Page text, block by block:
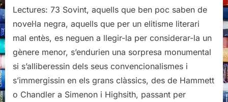
tant
per
Rafael
Vallbona
Lectures: 73 Sovint, aquells que ben poc saben de
novel·la negra, aquells que per un elitisme literari
mal entès, es neguen a llegir-la per considerar-la un
gènere menor, s’endurien una sorpresa monumental
si s’alliberessin dels seus convencionalismes i
s’immergissin en els grans clàssics, des de Hammett
o Chandler a Simenon i Highsith, passant per